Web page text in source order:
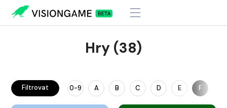
Hry (38)
Filtrovat 0-9 A B C D E F